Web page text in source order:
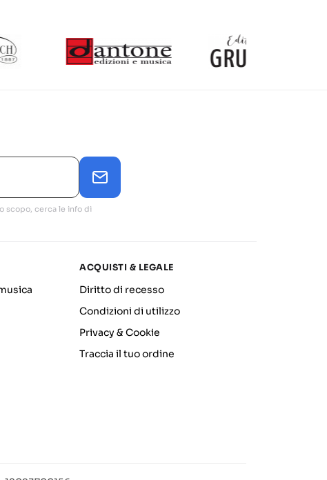
scopo, cerca le info di
ACQUISTI & LEGALE
Diritto di recesso
Condizioni di utilizzo
Privacy & Cookie
Traccia il tuo ordine